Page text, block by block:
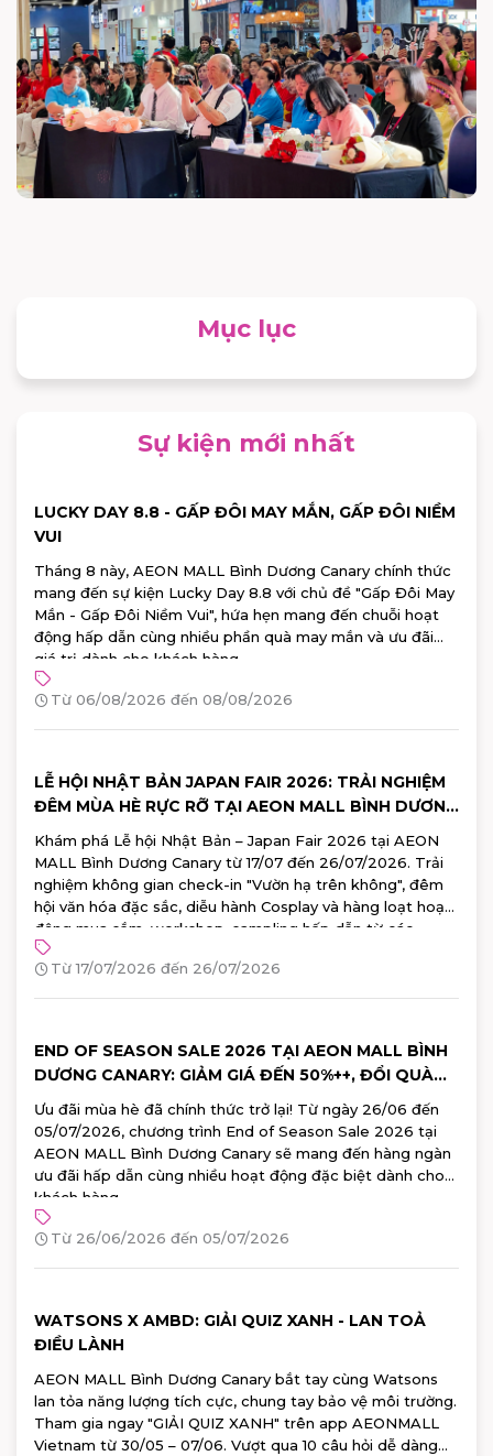
Mục lục
Sự kiện mới nhất
LUCKY DAY 8.8 - GẤP ĐÔI MAY MẮN, GẤP ĐÔI NIỀM
VUI
Tháng 8 này, AEON MALL Bình Dương Canary chính thức
mang đến sự kiện Lucky Day 8.8 với chủ đề "Gấp Đôi May
Mắn - Gấp Đôi Niềm Vui", hứa hẹn mang đến chuỗi hoạt
động hấp dẫn cùng nhiều phần quà may mắn và ưu đãi
giá trị dành cho khách hàng.
Từ 06/08/2026 đến 08/08/2026
LỄ HỘI NHẬT BẢN JAPAN FAIR 2026: TRẢI NGHIỆM
ĐÊM MÙA HÈ RỰC RỠ TẠI AEON MALL BÌNH DƯƠNG
CANARY
Khám phá Lễ hội Nhật Bản – Japan Fair 2026 tại AEON
MALL Bình Dương Canary từ 17/07 đến 26/07/2026. Trải
nghiệm không gian check-in "Vườn hạ trên không", đêm
hội văn hóa đặc sắc, diễu hành Cosplay và hàng loạt hoạt
động mua sắm, workshop, sampling hấp dẫn từ các
thương hiệu Nhật Bản hàng đầu. Đăng ký tham gia ngay!
Từ 17/07/2026 đến 26/07/2026
END OF SEASON SALE 2026 TẠI AEON MALL BÌNH
DƯƠNG CANARY: GIẢM GIÁ ĐẾN 50%++, ĐỔI QUÀ
100% TRÚNG
Ưu đãi mùa hè đã chính thức trở lại! Từ ngày 26/06 đến
05/07/2026, chương trình End of Season Sale 2026 tại
AEON MALL Bình Dương Canary sẽ mang đến hàng ngàn
ưu đãi hấp dẫn cùng nhiều hoạt động đặc biệt dành cho
khách hàng.
Từ 26/06/2026 đến 05/07/2026
WATSONS X AMBD: GIẢI QUIZ XANH - LAN TOẢ
ĐIỀU LÀNH
AEON MALL Bình Dương Canary bắt tay cùng Watsons
lan tỏa năng lượng tích cực, chung tay bảo vệ môi trường.
Tham gia ngay "GIẢI QUIZ XANH" trên app AEONMALL
Vietnam từ 30/05 – 07/06. Vượt qua 10 câu hỏi dễ dàng